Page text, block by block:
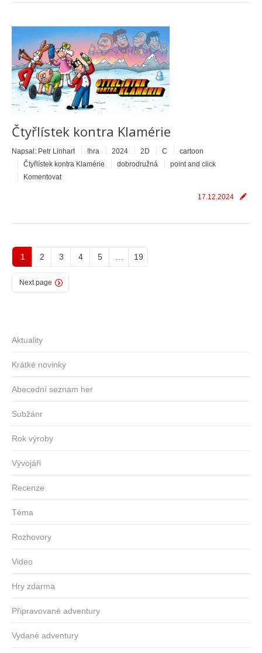
Čtyřlístek kontra Klamérie
Napsal: Petr Linhart !hra 2024 2D C
cartoon
Čtyřlístek kontra Klamérie
dobrodružná
point and click
Komentovat
17.12.2024
1 2 3 4 5 19
Next page
Aktuality
Krátké novinky
Abecední seznam her
Subžánr
Rok výroby
Vývojáři
Recenze
Téma
Rozhovory
Video
Hry zdarma
Připravované adventury
Vydané adventury